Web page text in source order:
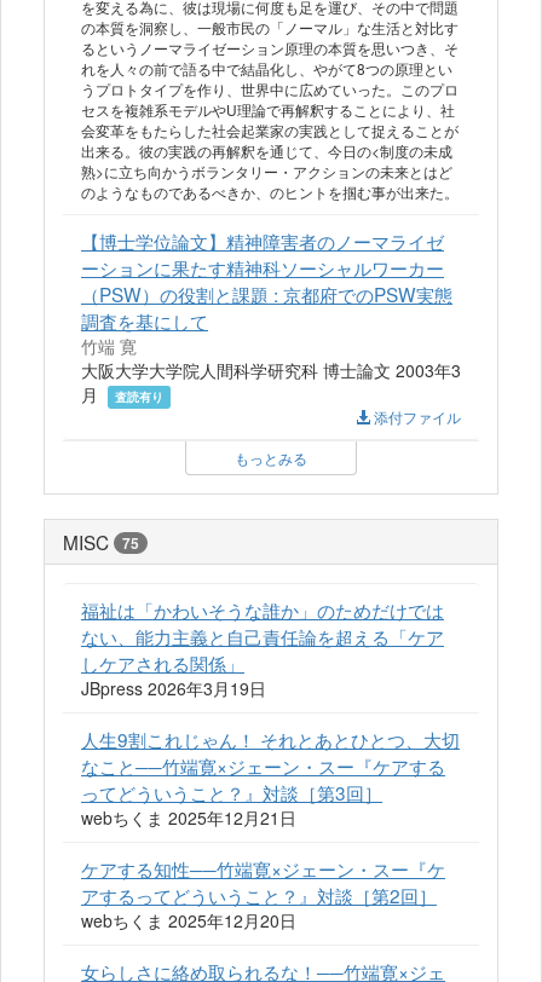
を変える為に、彼は現場に何度も足を運び、その中で問題
の本質を洞察し、一般市民の「ノーマル」な生活と対比す
るというノーマライゼーション原理の本質を思いつき、そ
れを人々の前で語る中で結晶化し、やがて8つの原理とい
うプロトタイプを作り、世界中に広めていった。このプロ
セスを複雑系モデルやU理論で再解釈することにより、社
会変革をもたらした社会起業家の実践として捉えることが
出来る。彼の実践の再解釈を通じて、今日の<制度の未成
熟>に立ち向かうボランタリー・アクションの未来とはど
のようなものであるべきか、のヒントを掴む事が出来た。
【博士学位論文】精神障害者のノーマライゼ
ーションに果たす精神科ソーシャルワーカー
（PSW）の役割と課題 : 京都府でのPSW実態
調査を基にして
竹端 寛
大阪大学大学院人間科学研究科 博士論文 2003年3
月
査読有り
添付ファイル
もっとみる
MISC 75
福祉は「かわいそうな誰か」のためだけでは
ない、能力主義と自己責任論を超える「ケア
しケアされる関係」
JBpress 2026年3月19日
人生9割これじゃん！ それとあとひとつ、大切
なこと──竹端寛×ジェーン・スー『ケアする
ってどういうこと？』対談［第3回］
webちくま 2025年12月21日
ケアする知性──竹端寛×ジェーン・スー『ケ
アするってどういうこと？』対談［第2回］
webちくま 2025年12月20日
女らしさに絡め取られるな！──竹端寛×ジェ